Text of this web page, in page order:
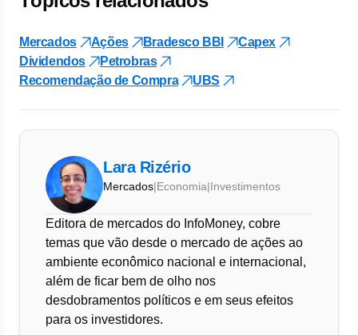
Mercados Ações Bradesco BBI
Capex
Dividendos
Petrobras
Recomendação de Compra
UBS
Lara Rizério
Mercados|Economia|Investimentos
Editora de mercados do InfoMoney, cobre
temas que vão desde o mercado de ações ao
ambiente econômico nacional e internacional,
além de ficar bem de olho nos
desdobramentos políticos e em seus efeitos
para os investidores.